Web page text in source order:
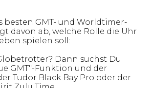
besten GMT- und Worldtimer-
davon ab, welche Rolle die Uhr
spielen soll:
Dann suchst Du
GMT"-Funktion und der
Tudor Black Bay Pro oder der